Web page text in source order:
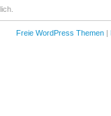
Freie WordPress Themen